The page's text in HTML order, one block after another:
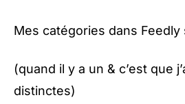
Mes catégories dans Feedly
(quand il y a un & c’est que
distinctes)